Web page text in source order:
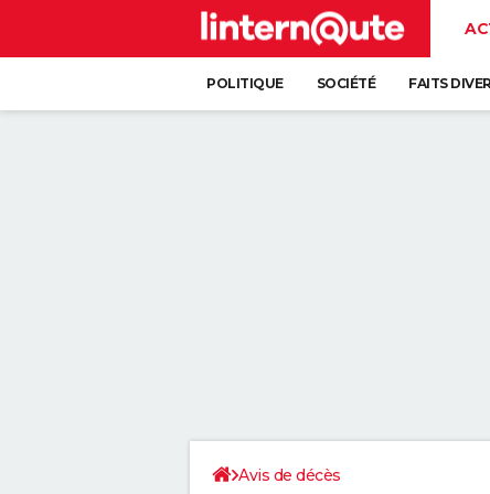
POLITIQUE SOCIÉTÉ FAITS
Avis de décès